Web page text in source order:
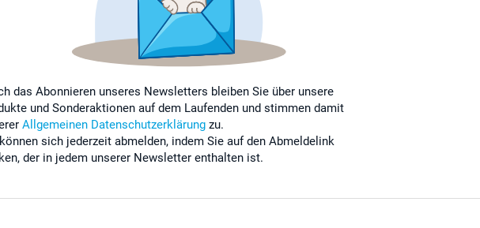
das Abonnieren unseres Newsletters bleiben Sie über unsere
und Sonderaktionen auf dem Laufenden und stimmen damit
Allgemeinen Datenschutzerklärung zu.
sich jederzeit abmelden, indem Sie auf den Abmeldelink
der in jedem unserer Newsletter enthalten ist.